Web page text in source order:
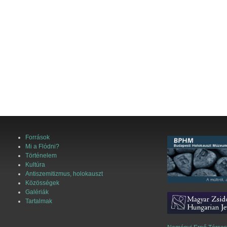
Források
Mi a Flódni?
Történelem
Kultúra
Antiszemitizmus, holokauszt
Közösségek
Galériák
Tartalmak